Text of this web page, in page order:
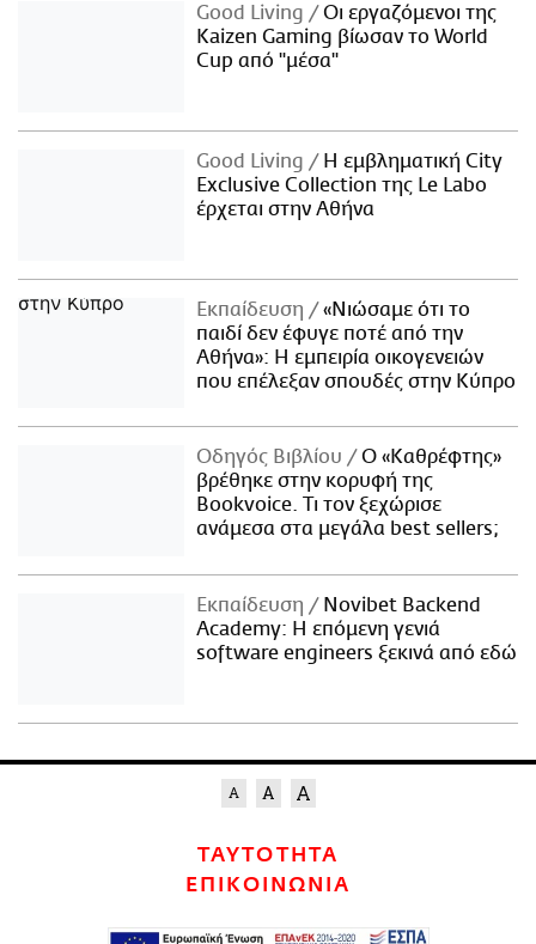
Good Living
Οι εργαζόμενοι της
Kaizen Gaming βίωσαν το World
Cup από "μέσα"
Good Living
Η εμβληματική City
Exclusive Collection της Le Labo
έρχεται στην Αθήνα
Εκπαίδευση
«Νιώσαμε ότι το
παιδί δεν έφυγε ποτέ από την
Αθήνα»: Η εμπειρία οικογενειών
που επέλεξαν σπουδές στην Κύπρο
Οδηγός Βιβλίου
Ο «Καθρέφτης»
βρέθηκε στην κορυφή της
Bookvoice. Τι τον ξεχώρισε
ανάμεσα στα μεγάλα best sellers;
Εκπαίδευση
Novibet Backend
Academy: Η επόμενη γενιά
software engineers ξεκινά από εδώ
ΤΑΥΤΟΤΗΤΑ
ΕΠΙΚΟΙΝΩΝΙΑ